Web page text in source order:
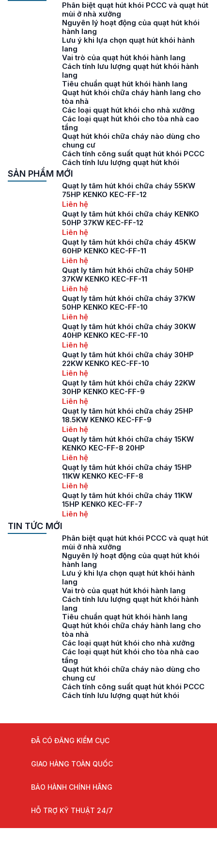
Phân biệt quạt hút khói PCCC và quạt hút
mùi ở nhà xưởng
Nguyên lý hoạt động của quạt hút khói
hành lang
Lưu ý khi lựa chọn quạt hút khói hành
lang
Vai trò của quạt hút khói hành lang
Cách tính lưu lượng quạt hút khói hành
lang
Tiêu chuẩn quạt hút khói hành lang
Quạt hút khói chữa cháy hành lang cho
tòa nhà
Các loại quạt hút khói cho nhà xưởng
Các loại quạt hút khói cho tòa nhà cao
tầng
Quạt hút khói chữa cháy nào dùng cho
chung cư
Cách tính công suất quạt hút khói PCCC
Cách tính lưu lượng quạt hút khói
SẢN PHẨM MỚI
Quạt ly tâm hút khói chữa cháy 55KW
75HP KENKO KEC-FF-12
Liên hệ
Quạt ly tâm hút khói chữa cháy KENKO
50HP 37KW KEC-FF-12
Liên hệ
Quạt ly tâm hút khói chữa cháy 45KW
60HP KENKO KEC-FF-11
Liên hệ
Quạt ly tâm hút khói chữa cháy 50HP
37KW KENKO KEC-FF-11
Liên hệ
Quạt ly tâm hút khói chữa cháy 37KW
50HP KENKO KEC-FF-10
Liên hệ
Quạt ly tâm hút khói chữa cháy 30KW
40HP KENKO KEC-FF-10
Liên hệ
Quạt ly tâm hút khói chữa cháy 30HP
22KW KENKO KEC-FF-10
Liên hệ
Quạt ly tâm hút khói chữa cháy 22KW
30HP KENKO KEC-FF-9
Liên hệ
Quạt ly tâm hút khói chữa cháy 25HP
18.5KW KENKO KEC-FF-9
Liên hệ
Quạt ly tâm hút khói chữa cháy 15KW
KENKO KEC-FF-8 20HP
Liên hệ
Quạt ly tâm hút khói chữa cháy 15HP
11KW KENKO KEC-FF-8
Liên hệ
Quạt ly tâm hút khói chữa cháy 11KW
15HP KENKO KEC-FF-7
Liên hệ
TIN TỨC MỚI
Phân biệt quạt hút khói PCCC và quạt hút
mùi ở nhà xưởng
Nguyên lý hoạt động của quạt hút khói
hành lang
Lưu ý khi lựa chọn quạt hút khói hành
lang
Vai trò của quạt hút khói hành lang
Cách tính lưu lượng quạt hút khói hành
lang
Tiêu chuẩn quạt hút khói hành lang
Quạt hút khói chữa cháy hành lang cho
tòa nhà
Các loại quạt hút khói cho nhà xưởng
Các loại quạt hút khói cho tòa nhà cao
tầng
Quạt hút khói chữa cháy nào dùng cho
chung cư
Cách tính công suất quạt hút khói PCCC
Cách tính lưu lượng quạt hút khói
ĐÃ CÓ ĐĂNG KIỂM CỤC
GIAO HÀNG TOÀN QUỐC
BẢO HÀNH CHÍNH HÃNG
HỖ TRỢ KỸ THUẬT 24/7